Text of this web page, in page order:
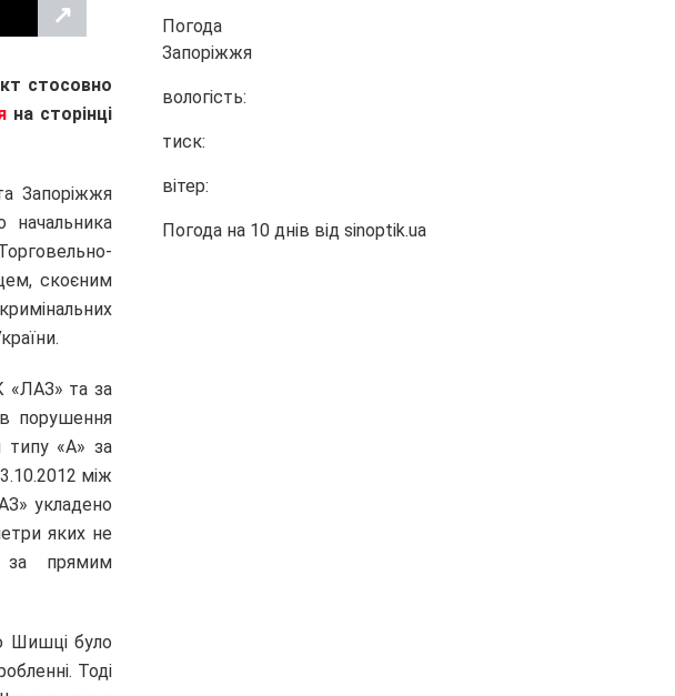
↗
стосовно
на сторінці
Запоріжжя
начальника
скоєним
«ЛАЗ» та за
в порушення
типу «А» за
між
укладено
яких не
за прямим
Шишці було
Тоді
Погода
Запоріжжя
вологість:
тиск:
вітер:
Погода на 10 днів від sinoptik.ua